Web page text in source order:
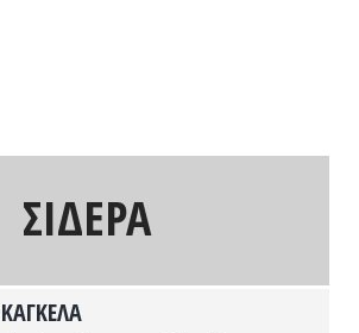
ΣΙΔΕΡΑ
ΚΑΓΚΕΛΑ